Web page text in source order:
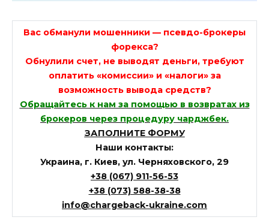
Вас обманули мошенники — псевдо-брокеры
форекса?
Обнулили счет, не выводят деньги, требуют
оплатить «комиссии» и «налоги» за
возможность вывода средств?
Обращайтесь к нам за помощью в возвратах из
брокеров через процедуру чарджбек.
ЗАПОЛНИТЕ ФОРМУ
Наши контакты:
Украина, г. Киев, ул. Черняховского, 29
+38 (067) 911-56-53
+38 (073) 588-38-38
info@chargeback-ukraine.com